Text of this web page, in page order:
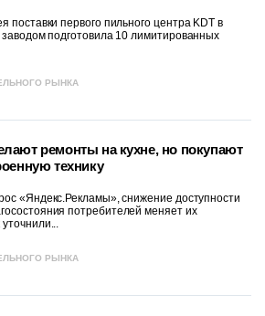
поставки первого пильного центра KDT в
заводом подготовила 10 лимитированных
РЫНКА
ремонты на кухне, но покупают
технику
«Яндекс.Рекламы», снижение доступности
потребителей меняет их
РЫНКА